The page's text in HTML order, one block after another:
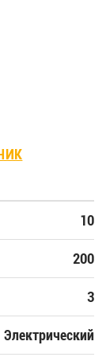
10
200
3
Электрический